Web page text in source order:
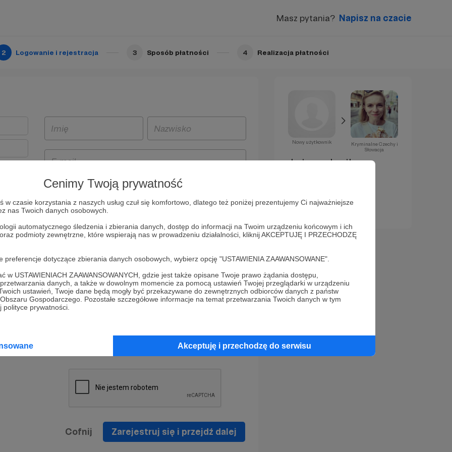
Cenimy Twoją prywatność
w czasie korzystania z naszych usług czuł się komfortowo, dlatego też poniżej prezentujemy Ci najważniejsze
nas Twoich danych osobowych.
automatycznego śledzenia i zbierania danych, dostęp do informacji na Twoim urządzeniu końcowym i ich
podmioty zewnętrzne, które wspierają nas w prowadzeniu działalności, kliknij AKCEPTUJĘ I PRZECHODZĘ
dotyczące zbierania danych osobowych, wybierz opcję "USTAWIENIA ZAAWANSOWANE".
w USTAWIENIACH ZAAWANSOWANYCH, gdzie jest także opisane Twoje prawo żądania dostępu,
danych, a także w dowolnym momencie za pomocą ustawień Twojej przeglądarki w urządzeniu
ustawień, Twoje dane będą mogły być przekazywane do zewnętrznych odbiorców danych z państw
Gospodarczego. Pozostałe szczegółowe informacje na temat przetwarzania Twoich danych w tym
prywatności.
Akceptuję i przechodzę do serwisu
Masz pytania? Napisz na czacie
2 Logowanie i rejestracja 3 Sposób płatności 4 Realizacja płatności
i
będą
z
prawo
na
Politykę Prywatności
* Wyrażam zgodę na przetwarzanie moich danych
osobowych podanych w formularzu rejestracyjnym w celu
prawidłowego świadczenia usług serwisu Patronite.
informacji handlowych - newslettera. Opcja ta może zostać
Cofnij Zarejestruj się i przejdź dalej
Nowy użytkownik
Kryminalne Czechy i
Słowacja
Już za chwilę